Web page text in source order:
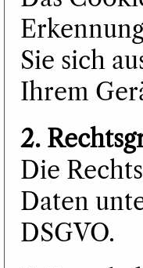
Sie sich
Ihrem
2.
Die
Daten
DSGVO.